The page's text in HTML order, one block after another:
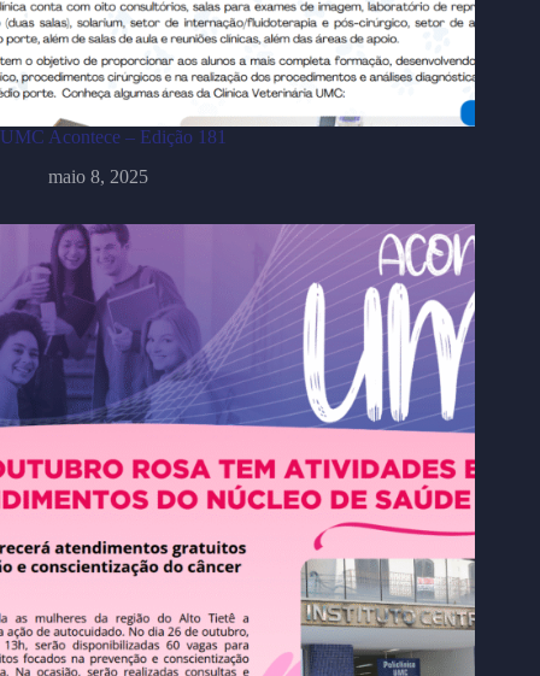
UMC Acontece – Edição 181
maio 8, 2025